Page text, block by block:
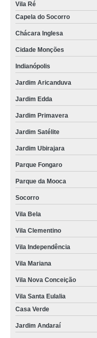
Vila Ré
Capela do Socorro
Chácara Inglesa
Cidade Monções
Indianópolis
Jardim Aricanduva
Jardim Edda
Jardim Primavera
Jardim Satélite
Jardim Ubirajara
Parque Fongaro
Parque da Mooca
Socorro
Vila Bela
Vila Clementino
Vila Independência
Vila Mariana
Vila Nova Conceição
Vila Santa Eulalia
Casa Verde
Jardim Andaraí